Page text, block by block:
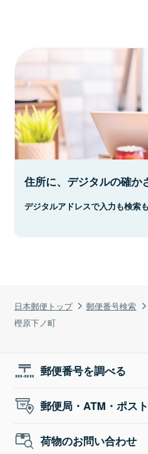
日本郵便トップ 郵便番号検索
樫原下ノ町
住所に、デジタルの確か
デジタルアドレスで入力も検索
郵便番号を調べる
郵便局・ATM・ポス
荷物のお問い合わせ